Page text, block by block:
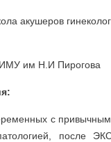
акушеров
им Н.И Пирогова
с
после